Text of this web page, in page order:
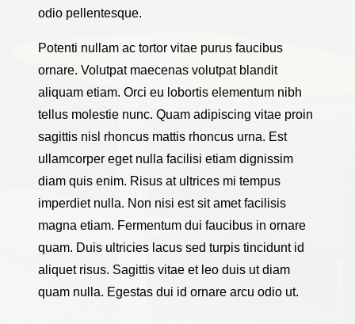
odio pellentesque.
Potenti nullam ac tortor vitae purus faucibus
ornare. Volutpat maecenas volutpat blandit
aliquam etiam. Orci eu lobortis elementum nibh
tellus molestie nunc. Quam adipiscing vitae proin
sagittis nisl rhoncus mattis rhoncus urna. Est
ullamcorper eget nulla facilisi etiam dignissim
diam quis enim. Risus at ultrices mi tempus
imperdiet nulla. Non nisi est sit amet facilisis
magna etiam. Fermentum dui faucibus in ornare
quam. Duis ultricies lacus sed turpis tincidunt id
aliquet risus. Sagittis vitae et leo duis ut diam
quam nulla. Egestas dui id ornare arcu odio ut.